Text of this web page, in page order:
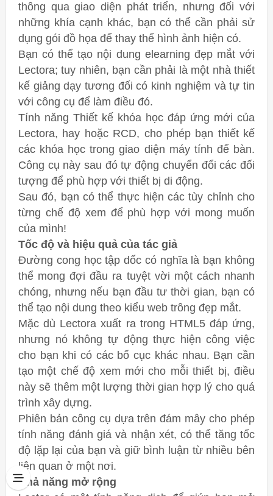
thông qua giao diện phát triển, nhưng đối với
những khía cạnh khác, bạn có thể cần phải sử
dụng gói đồ họa để thay thế hình ảnh hiện có.
Bạn có thể tạo nội dung elearning đẹp mắt với
Lectora; tuy nhiên, bạn cần phải là một nhà thiết
kế giảng dạy tương đối có kinh nghiệm và tự tin
với công cụ để làm điều đó.
Tính năng Thiết kế khóa học đáp ứng mới của
Lectora, hay hoặc RCD, cho phép bạn thiết kế
các khóa học trong giao diện máy tính để bàn.
Công cụ này sau đó tự động chuyển đổi các đối
tượng để phù hợp với thiết bị di động.
Sau đó, bạn có thể thực hiện các tùy chỉnh cho
từng chế độ xem để phù hợp với mong muốn
của mình!
Tốc độ và hiệu quả của tác giả
Đường cong học tập dốc có nghĩa là bạn không
thể mong đợi đầu ra tuyệt vời một cách nhanh
chóng, nhưng nếu bạn đầu tư thời gian, bạn có
thể tạo nội dung theo kiểu web trông đẹp mắt.
Mặc dù Lectora xuất ra trong HTML5 đáp ứng,
nhưng nó không tự động thực hiện công việc
cho bạn khi có các bố cục khác nhau. Bạn cần
tạo một chế độ xem mới cho mỗi thiết bị, điều
này sẽ thêm một lượng thời gian hợp lý cho quá
trình xây dựng.
Phiên bản công cụ dựa trên đám mây cho phép
tính năng đánh giá và nhận xét, có thể tăng tốc
độ lặp lại của bạn và giữ bình luận từ nhiều bên
liên quan ở một nơi.
Khả năng mở rộng